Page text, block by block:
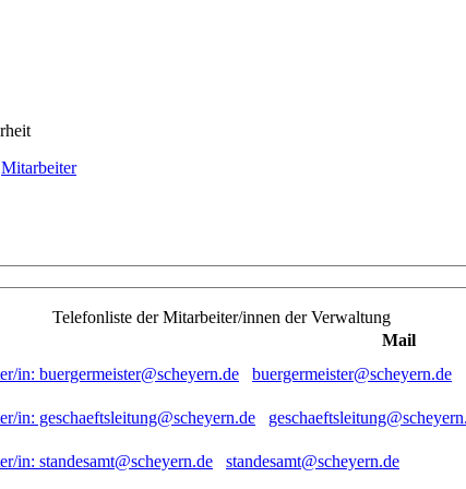
Mitarbeiter
Telefonliste der Mitarbeiter/innen der Verwaltung
Mail
buergermeister@scheyern.de
standesamt@scheyern.de